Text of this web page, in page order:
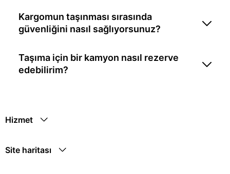
Kargomun taşınması sırasında
güvenliğini nasıl sağlıyorsunuz?
Taşıma için bir kamyon nasıl rezerve
edebilirim?
Hizmet
Site haritası